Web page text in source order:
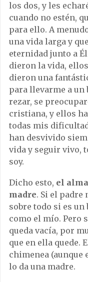
los dos, y les
cuando no estén,
para ello. A
una vida larga y
eternidad junto a
dieron la vida,
dieron una
para llevarme a un
rezar, se
cristiana, y ellos
todas mis
han desvivido
vida y seguir vivo,
soy.
Dicho esto, el
madre. Si el padre
sobre todo si es un
como el mío. Pero
queda vacía, por
que en ella quede.
chimenea (aunque
lo da una madre.